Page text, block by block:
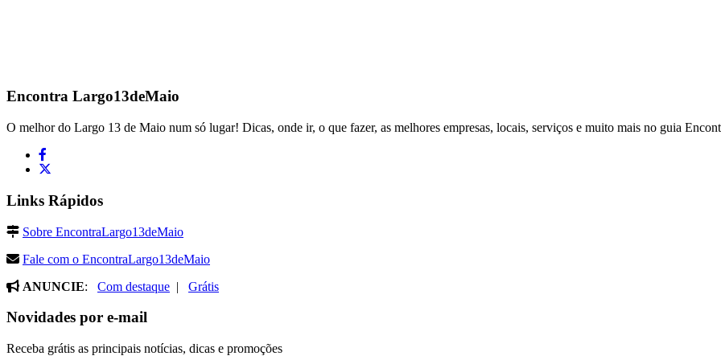
Encontra Largo13deMaio
O melhor do Largo 13 de Maio num só lugar! Dicas, onde ir, o que fazer, as melhores empresas, locais, serviços e muito mais no guia
Links Rápidos
Sobre EncontraLargo13deMaio
Fale com o EncontraLargo13deMaio
ANUNCIE: Com destaque | Grátis
Novidades por e-mail
Receba grátis as principais notícias, dicas e promoções